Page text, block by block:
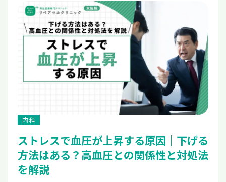
内科
ストレスで血圧が上昇する原因｜下げる
方法はある？高血圧との関係性と対処法
を解説